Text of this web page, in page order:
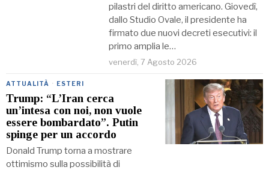
pilastri del diritto americano. Giovedì,
dallo Studio Ovale, il presidente ha
firmato due nuovi decreti esecutivi: il
primo amplia le…
venerdì, 7 Agosto 2026
ATTUALITÀ · ESTERI
Trump: “L’Iran cerca
un’intesa con noi, non vuole
essere bombardato”. Putin
spinge per un accordo
Donald Trump torna a mostrare
ottimismo sulla possibilità di